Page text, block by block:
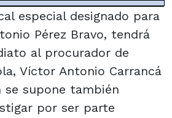
especial designado para
Pérez Bravo, tendrá
al procurador de
Víctor Antonio Carrancá
se supone también
por ser parte